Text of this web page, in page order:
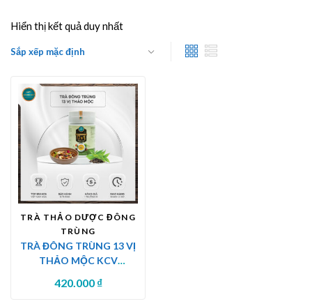
Hiển thị kết quả duy nhất
TRÀ THẢO DƯỢC ĐÔNG
TRÙNG
TRÀ ĐÔNG TRÙNG 13 VỊ
THẢO MỘC KCV
420.000 ₫